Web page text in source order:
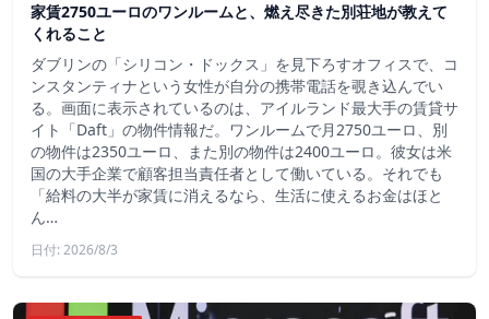
家賃2750ユーロのワンルームと、燃え尽きた別荘地が教えて
くれること
ダブリンの「シリコン・ドックス」を見下ろすオフィスで、コ
ンスタンティナという女性が自分の携帯電話を覗き込んでい
る。画面に表示されているのは、アイルランド最大手の賃貸サ
イト「Daft」の物件情報だ。ワンルームで月2750ユーロ、別
の物件は2350ユーロ、また別の物件は2400ユーロ。彼女は米
国の大手企業で顧客担当責任者として働いている。それでも
「給料の大半が家賃に消えるなら、生活に使えるお金はほと
ん…
日付: 2026/8/3